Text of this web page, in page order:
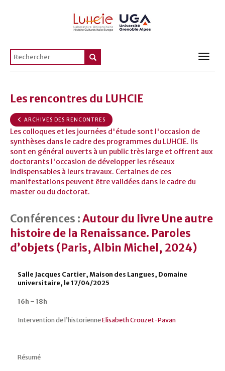
Les rencontres du LUHCIE
ARCHIVES DES RENCONTRES
Les colloques et les journées d'étude sont l'occasion de
synthèses dans le cadre des programmes du LUHCIE. Ils
sont en général ouverts à un public très large et offrent aux
doctorants l'occasion de développer les réseaux
indispensables à leurs travaux. Certaines de ces
manifestations peuvent être validées dans le cadre du
master ou du doctorat.
Conférences :Autour du livre Une autre
histoire de la Renaissance. Paroles
d’objets (Paris, Albin Michel, 2024)
Salle Jacques Cartier, Maison des Langues, Domaine
universitaire, le 17/04/2025
16h – 18h
Intervention de l’historienneElisabeth Crouzet-Pavan
Résumé